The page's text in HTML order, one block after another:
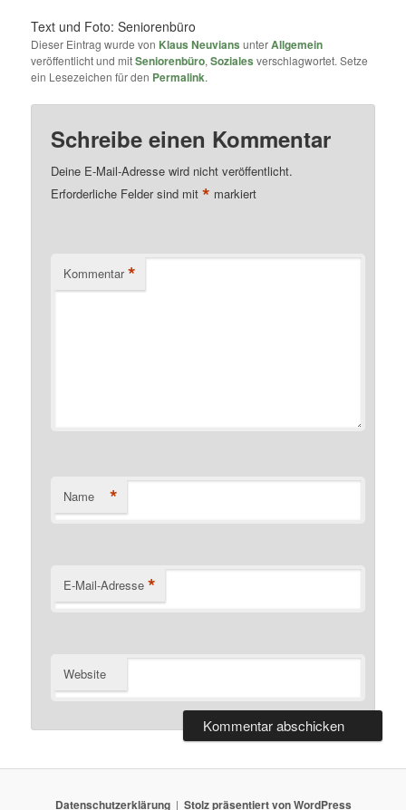
Text und Foto: Seniorenbüro
Dieser Eintrag wurde von Klaus Neuvians unterAllgemein
veröffentlicht und mitSeniorenbüro,Soziales verschlagwortet. Setze
ein Lesezeichen für den Permalink.
Schreibe einen Kommentar
Deine E-Mail-Adresse wird nicht veröffentlicht.
Erforderliche Felder sind mit* markiert
Kommentar *
Name *
E-Mail-Adresse *
Website
Datenschutzerklärung Stolz präsentiert von WordPress